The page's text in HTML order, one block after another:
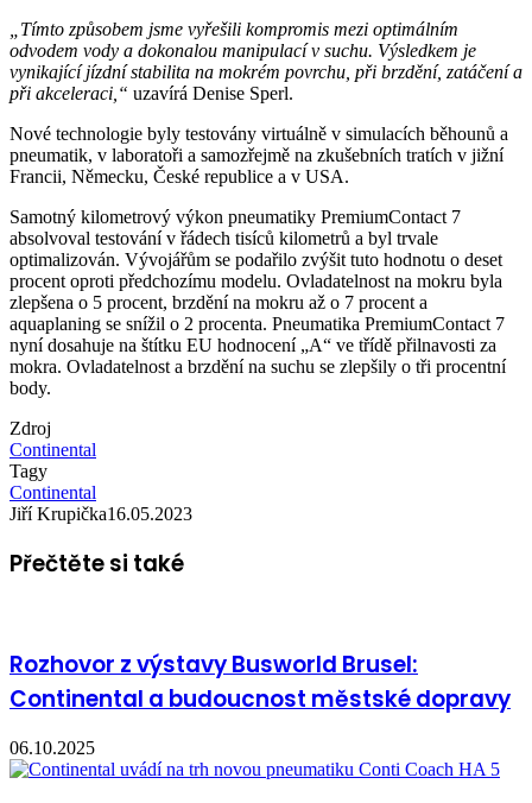
„Tímto způsobem jsme vyřešili kompromis mezi optimálním
odvodem vody a dokonalou manipulací v suchu. Výsledkem je
vynikající jízdní stabilita na mokrém povrchu, při brzdění, zatáčení a
při akceleraci,“ uzavírá Denise Sperl.
Nové technologie byly testovány virtuálně v simulacích běhounů a
pneumatik, v laboratoři a samozřejmě na zkušebních tratích v jižní
Francii, Německu, České republice a v USA.
Samotný kilometrový výkon pneumatiky PremiumContact 7
absolvoval testování v řádech tisíců kilometrů a byl trvale
optimalizován. Vývojářům se podařilo zvýšit tuto hodnotu o deset
procent oproti předchozímu modelu. Ovladatelnost na mokru byla
zlepšena o 5 procent, brzdění na mokru až o 7 procent a
aquaplaning se snížil o 2 procenta. Pneumatika PremiumContact 7
nyní dosahuje na štítku EU hodnocení „A“ ve třídě přilnavosti za
mokra. Ovladatelnost a brzdění na suchu se zlepšily o tři procentní
body.
Zdroj
Continental
Tagy
Continental
Jiří Krupička16.05.2023
Přečtěte si také
Rozhovor z výstavy Busworld Brusel:
Continental a budoucnost městské dopravy
06.10.2025